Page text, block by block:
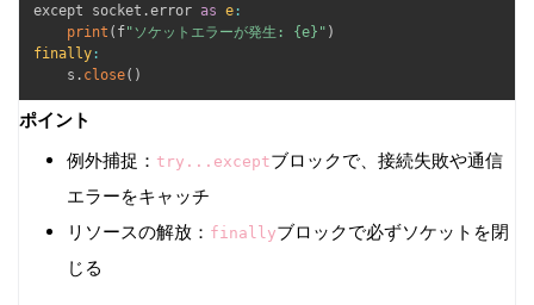
except socket .error as e :
print ( f"ソケットエラーが発生: {e}" )
finally :
    s
. close( )
ポイント
例外捕捉： try...exceptブロックで、接続失敗や通信
エラーをキャッチ
リソースの解放： finallyブロックで必ずソケットを閉
じる